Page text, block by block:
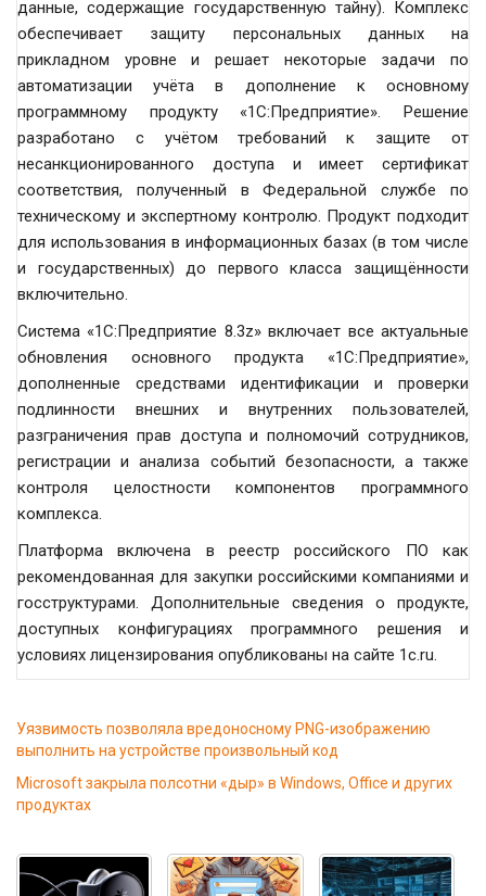
данные, содержащие государственную тайну). Комплекс
обеспечивает защиту персональных данных на
прикладном уровне и решает некоторые задачи по
автоматизации учёта в дополнение к основному
программному продукту «1С:Предприятие». Решение
разработано с учётом требований к защите от
несанкционированного доступа и имеет сертификат
соответствия, полученный в Федеральной службе по
техническому и экспертному контролю. Продукт подходит
для использования в информационных базах (в том числе
и государственных) до первого класса защищённости
включительно.
Система «1С:Предприятие 8.3z» включает все актуальные
обновления основного продукта «1С:Предприятие»,
дополненные средствами идентификации и проверки
подлинности внешних и внутренних пользователей,
разграничения прав доступа и полномочий сотрудников,
регистрации и анализа событий безопасности, а также
контроля целостности компонентов программного
комплекса.
Платформа включена в реестр российского ПО как
рекомендованная для закупки российскими компаниями и
госструктурами. Дополнительные сведения о продукте,
доступных конфигурациях программного решения и
условиях лицензирования опубликованы на сайте 1c.ru.
Уязвимость позволяла вредоносному PNG-изображению
выполнить на устройстве произвольный код
Microsoft закрыла полсотни «дыр» в Windows, Office и других
продуктах